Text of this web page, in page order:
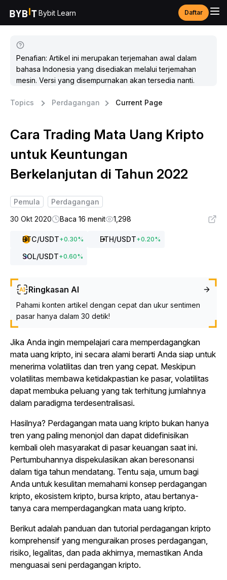
Bybit Learn Daftar
Penafian: Artikel ini merupakan terjemahan awal dalam
bahasa Indonesia yang disediakan melalui terjemahan
mesin. Versi yang disempurnakan akan tersedia nanti.
Topics Perdagangan Current Page
Cara Trading Mata Uang Kripto
untuk Keuntungan
Berkelanjutan di Tahun 2022
Pemula
Perdagangan
30 Okt 2020
Baca 16 menit 1,298
BTC/USDT+0.30% ETH/USDT+0.20%
SOL/USDT+0.60%
Ringkasan AI
Pahami konten artikel dengan cepat dan ukur sentimen
pasar hanya dalam 30 detik!
Jika Anda ingin mempelajari cara memperdagangkan
mata uang kripto, ini secara alami berarti Anda siap untuk
menerima volatilitas dan tren yang cepat. Meskipun
volatilitas membawa ketidakpastian ke pasar, volatilitas
dapat membuka peluang yang tak terhitung jumlahnya
dalam paradigma terdesentralisasi.
Hasilnya? Perdagangan mata uang kripto bukan hanya
tren yang paling menonjol dan dapat didefinisikan
kembali oleh masyarakat di pasar keuangan saat ini.
Pertumbuhannya dispekulasikan akan beresonansi
dalam tiga tahun mendatang. Tentu saja, umum bagi
Anda untuk kesulitan memahami konsep perdagangan
kripto, ekosistem kripto, bursa kripto, atau bertanya-
tanya cara memperdagangkan mata uang kripto.
Berikut adalah panduan dan tutorial perdagangan kripto
komprehensif yang menguraikan proses perdagangan,
risiko, legalitas, dan pada akhirnya, memastikan Anda
menguasai seni perdagangan kripto.